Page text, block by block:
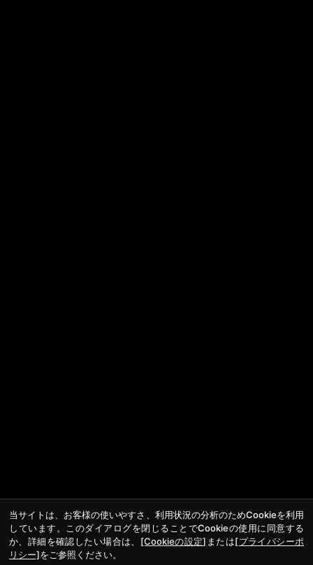
当サイトは、お客様の使いやすさ、利用状況の分析のためCookieを利用
しています。このダイアログを閉じることでCookieの使用に同意する
か、詳細を確認したい場合は、 [Cookieの設定] または[プライバシーポ
リシー]をご参照ください。